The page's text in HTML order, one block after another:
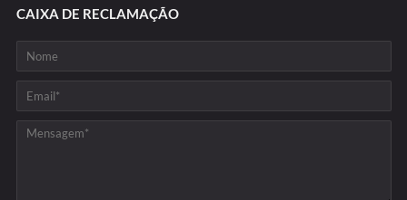
CAIXA DE RECLAMAÇÃO